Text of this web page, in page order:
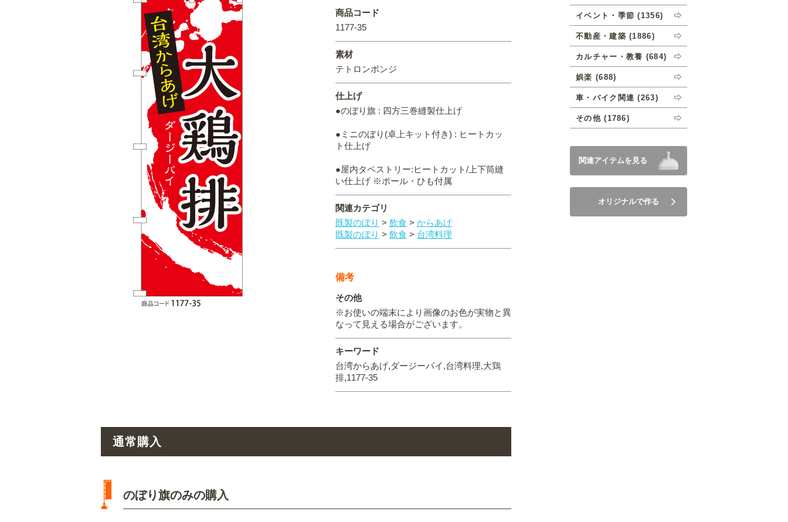
商品コード
1177-35
素材
テトロンポンジ
仕上げ
●のぼり旗 : 四方三巻縫製仕上げ
●ミニのぼり(卓上キット付き) : ヒートカッ
ト仕上げ
●屋内タペストリー:ヒートカット/上下筒縫
い仕上げ ※ポール・ひも付属
関連カテゴリ
既製のぼり > 飲食 > からあげ
既製のぼり > 飲食 > 台湾料理
備考
その他
※お使いの端末により画像のお色が実物と異
なって見える場合がございます。
キーワード
台湾からあげ,ダージーパイ,台湾料理,大鶏
排,1177-35
通常購入
のぼり旗のみの購入
イベント・季節 (1356)
不動産・建築 (1886)
カルチャー・教養 (684)
娯楽 (688)
車・バイク関連 (263)
その他 (1786)
関連アイテムを見る
オリジナルで作る